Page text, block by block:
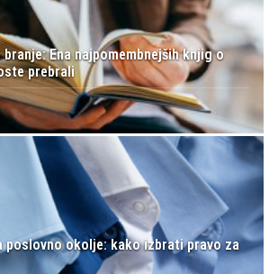
Ena najpomembnejših knjig o
prebrali
poslovno okolje: kako izbrati pravo za